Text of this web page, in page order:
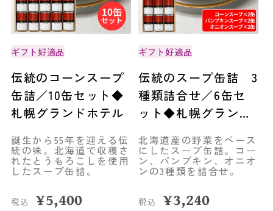
ギフト好適品
伝統のコーンスープ
缶詰／10缶セット◆
札幌グランドホテル
誕生から55年を迎える伝
統の味。北海道で収穫さ
れたとうもろこしを使用
したスープ缶詰。
税込 ¥5,400
ギフト好適品
伝統のスープ缶詰 3
種類詰合せ／6缶セ
ット◆札幌グランド
北海道産の野菜をベース
にしたスープ缶詰。コー
ン、パンプキン、オニオ
ンの3種類を詰合せ。
税込 ¥3,240